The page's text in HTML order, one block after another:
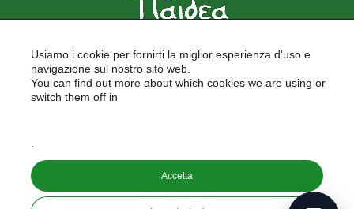
FORMAZIONE PER LE SCUOLE
FORMAZIONE PROFESSIONALE
PROGETTI EUROPEI
Copyright © 2026
Riproduzione Vietata
Usiamo i cookie per fornirti la miglior esperienza d'uso e
navigazione sul nostro sito web.
You can find out more about which cookies we are using or
switch them off in
Accetta